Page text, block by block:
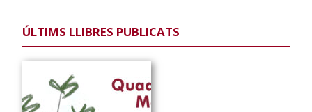
ÚLTIMS LLIBRES PUBLICATS